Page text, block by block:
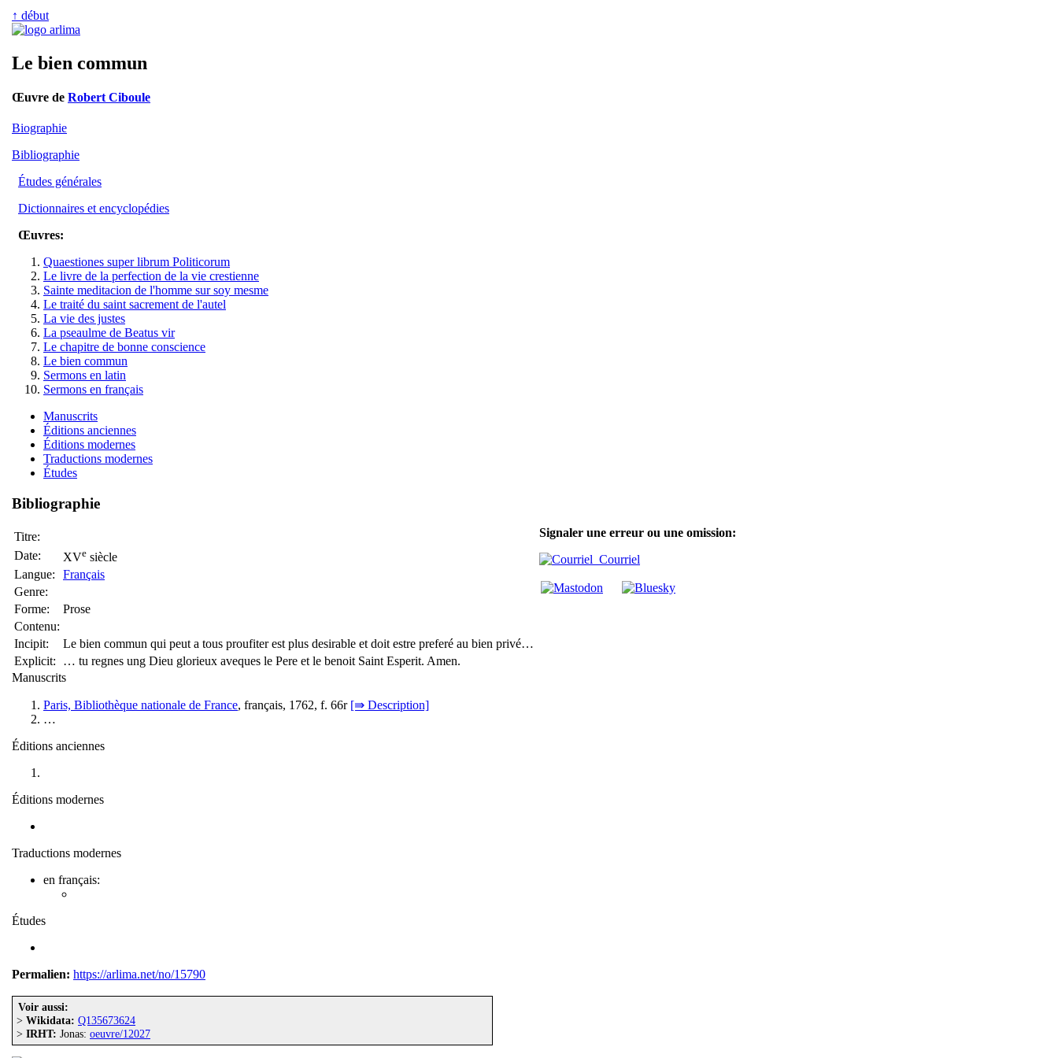
↑ début
Le bien commun
Œuvre de Robert Ciboule
Biographie
Bibliographie
Études générales
Dictionnaires et encyclopédies
Œuvres:
Quaestiones super librum Politicorum
Le livre de la perfection de la vie crestienne
Sainte meditacion de l'homme sur soy mesme
Le traité du saint sacrement de l'autel
La vie des justes
La pseaulme de Beatus vir
Le chapitre de bonne conscience
Le bien commun
Sermons en latin
Sermons en français
Manuscrits
Éditions anciennes
Éditions modernes
Traductions modernes
Études
Bibliographie
Titre:
Date:
XVe siècle
Langue:
Français
Genre:
Forme:
Prose
Contenu:
Incipit:
Le bien commun qui peut a tous proufiter est plus desirable et doit estre preferé au bien privé…
Explicit:
… tu regnes ung Dieu glorieux aveques le Pere et le benoit Saint Esperit. Amen.
Manuscrits
Paris, Bibliothèque nationale de France, français, 1762, f. 66r [⇛ Description]
…
Éditions anciennes
Éditions modernes
Traductions modernes
en français:
Études
Permalien: https://arlima.net/no/15790
Voir aussi:
> Wikidata: Q135673624
> IRHT: Jonas: oeuvre/12027
Signaler une erreur ou une omission:
Courriel